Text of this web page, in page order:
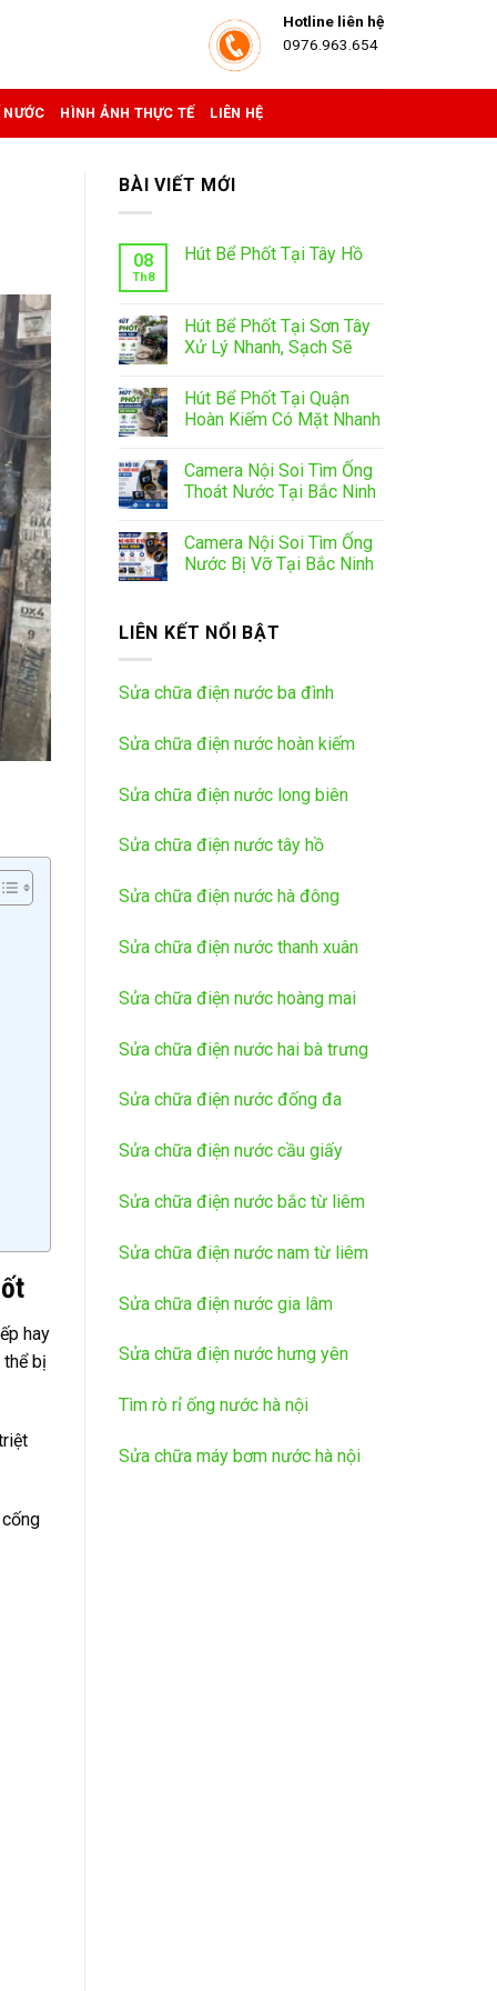
Hotline liên hệ
0976.963.654
NƯỚC HÌNH ẢNH THỰC TẾ LIÊN HỆ
hay
bị
BÀI VIẾT MỚI
08
Th8
Hút Bể Phốt Tại Tây Hồ
Hút Bể Phốt Tại Sơn Tây
Xử Lý Nhanh, Sạch Sẽ
Hút Bể Phốt Tại Quận
Hoàn Kiếm Có Mặt Nhanh
Camera Nội Soi Tìm Ống
Thoát Nước Tại Bắc Ninh
Camera Nội Soi Tìm Ống
Nước Bị Vỡ Tại Bắc Ninh
LIÊN KẾT NỔI BẬT
Sửa chữa điện nước ba đình
Sửa chữa điện nước hoàn kiếm
Sửa chữa điện nước long biên
Sửa chữa điện nước tây hồ
Sửa chữa điện nước hà đông
Sửa chữa điện nước thanh xuân
Sửa chữa điện nước hoàng mai
Sửa chữa điện nước hai bà trưng
Sửa chữa điện nước đống đa
Sửa chữa điện nước cầu giấy
Sửa chữa điện nước bắc từ liêm
Sửa chữa điện nước nam từ liêm
Sửa chữa điện nước gia lâm
Sửa chữa điện nước hưng yên
Tìm rò rỉ ống nước hà nội
Sửa chữa máy bơm nước hà nội